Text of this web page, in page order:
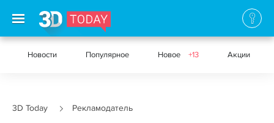
Новости Популярное Новое +13 Акции
3D Today Рекламодатель